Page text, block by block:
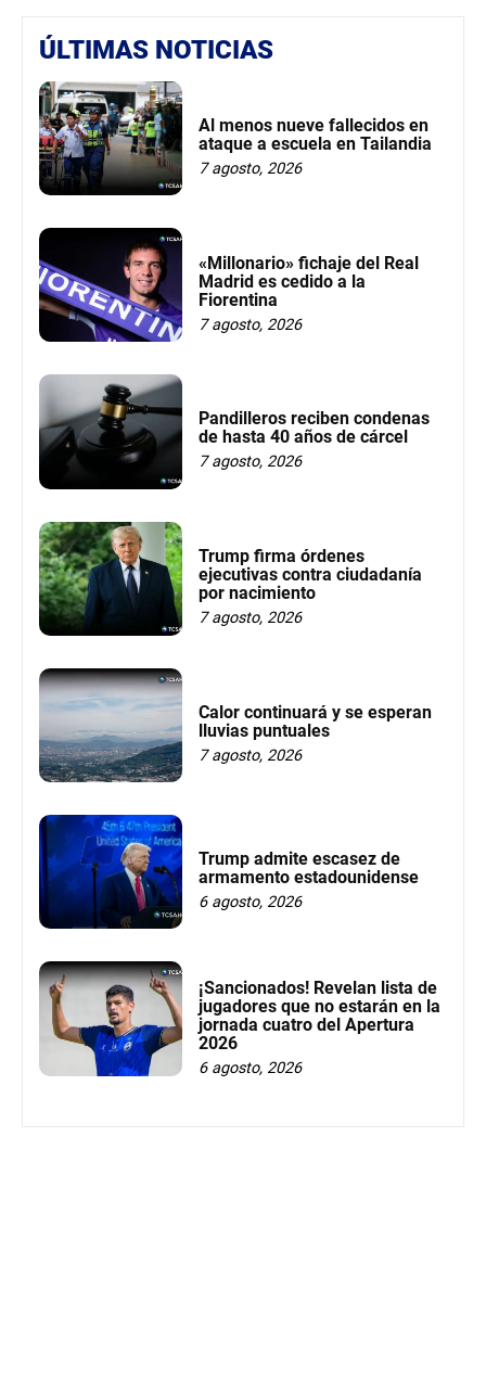
ÚLTIMAS NOTICIAS
Al menos nueve fallecidos en
ataque a escuela en Tailandia
7 agosto, 2026
«Millonario» fichaje del Real
Madrid es cedido a la
Fiorentina
7 agosto, 2026
Pandilleros reciben condenas
de hasta 40 años de cárcel
7 agosto, 2026
Trump firma órdenes
ejecutivas contra ciudadanía
por nacimiento
7 agosto, 2026
Calor continuará y se esperan
lluvias puntuales
7 agosto, 2026
Trump admite escasez de
armamento estadounidense
6 agosto, 2026
¡Sancionados! Revelan lista de
jugadores que no estarán en la
jornada cuatro del Apertura
2026
6 agosto, 2026